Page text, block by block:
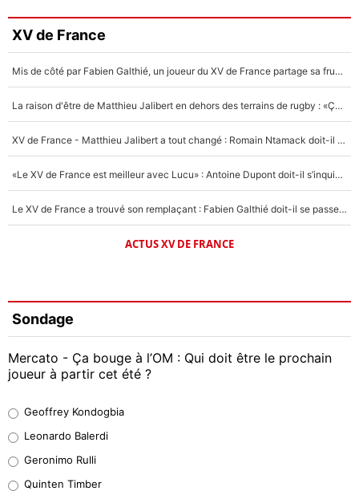
XV de France
Mis de côté par Fabien Galthié, un joueur du XV de France partage sa frustration : «ils ne me l’ont pas dit tout de suite»
La raison d'être de Matthieu Jalibert en dehors des terrains de rugby : «Ça m'atteint autant que si tu touches à un membre de ma famille»
XV de France - Matthieu Jalibert a tout changé : Romain Ntamack doit-il s’inquiéter pour sa place à un an de la Coupe du monde ?
«Le XV de France est meilleur avec Lucu» : Antoine Dupont doit-il s’inquiéter pour sa place ?
Le XV de France a trouvé son remplaçant : Fabien Galthié doit-il se passer d'Antoine Dupont ?
ACTUS XV DE FRANCE
Sondage
Mercato - Ça bouge à l’OM : Qui doit être le prochain
joueur à partir cet été ?
38%
32%
Geoffrey Kondogbia
Leonardo Balerdi
Geronimo Rulli
Quinten Timber